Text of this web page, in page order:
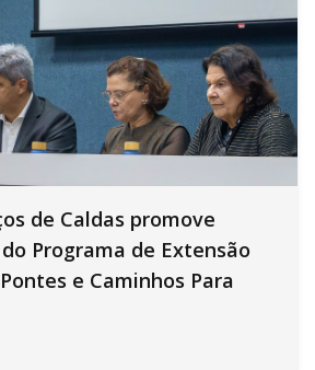
de Caldas promove
Programa de Extensão
e Caminhos Para